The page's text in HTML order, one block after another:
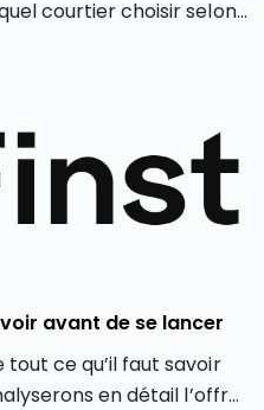
courtier choisir selon
avant de se lancer
ce qu’il faut savoir
en détail l’offre